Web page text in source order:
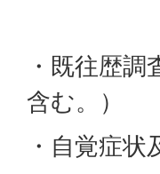
・既往歴
含む。）
・自覚症